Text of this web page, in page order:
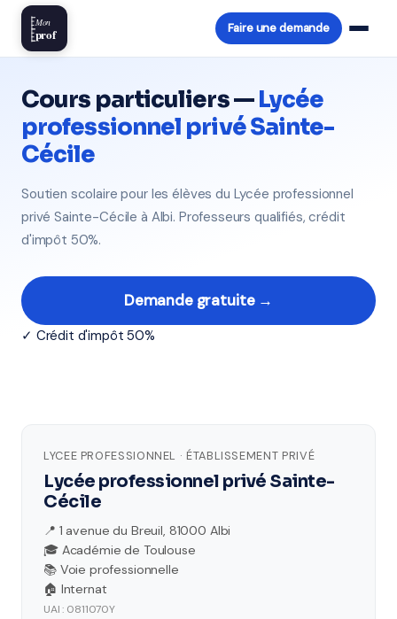
Mon
prof Faire une demande
Cours particuliers —Lycée
professionnel privé Sainte-
Cécile
Soutien scolaire pour les élèves du Lycée professionnel
privé Sainte-Cécile à Albi. Professeurs qualifiés, crédit
d'impôt 50%.
Demande gratuite →
✓ Crédit d'impôt 50%
LYCEE PROFESSIONNEL · ÉTABLISSEMENT PRIVÉ
Lycée professionnel privé Sainte-
Cécile
📍 1 avenue du Breuil, 81000 Albi
🎓 Académie de Toulouse
📚 Voie professionnelle
🏠 Internat
UAI : 0811070Y